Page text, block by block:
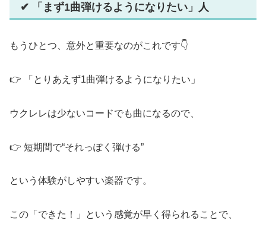
✔ 「まず1曲弾けるようになりたい」人
もうひとつ、意外と重要なのがこれです👇
👉 「とりあえず1曲弾けるようになりたい」
ウクレレは少ないコードでも曲になるので、
👉 短期間で“それっぽく弾ける”
という体験がしやすい楽器です。
この「できた！」という感覚が早く得られることで、